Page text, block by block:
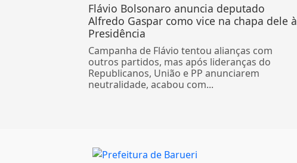
Flávio Bolsonaro anuncia deputado
Alfredo Gaspar como vice na chapa dele à
Presidência
Campanha de Flávio tentou alianças com
outros partidos, mas após lideranças do
Republicanos, União e PP anunciarem
neutralidade, acabou com...